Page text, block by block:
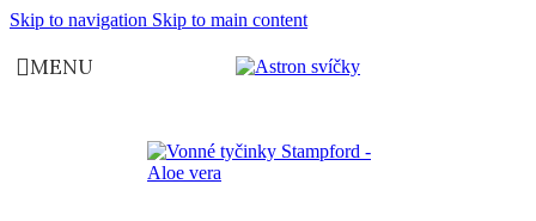
Skip to navigation Skip to main content
MENU